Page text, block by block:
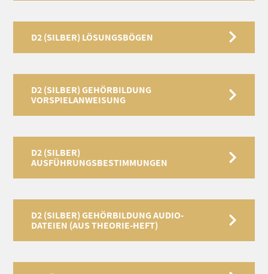
D2 (SILBER) LÖSUNGSBÖGEN
D2 (SILBER) GEHÖRBILDUNG
VORSPIELANWEISUNG
D2 (SILBER)
AUSFÜHRUNGSBESTIMMUNGEN
D2 (SILBER) GEHÖRBILDUNG AUDIO-
DATEIEN (AUS THEORIE-HEFT)